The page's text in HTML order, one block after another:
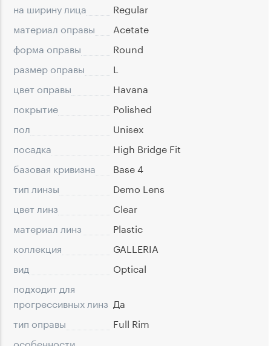
на ширину лица
Regular
материал оправы
Acetate
форма оправы
Round
размер оправы
L
цвет оправы
Havana
покрытие
Polished
пол
Unisex
посадка
High Bridge Fit
базовая кривизна
Base 4
тип линзы
Demo Lens
цвет линз
Clear
материал линз
Plastic
коллекция
GALLERIA
вид
Optical
подходит для
прогрессивных линз Да
тип оправы
Full Rim
особенности